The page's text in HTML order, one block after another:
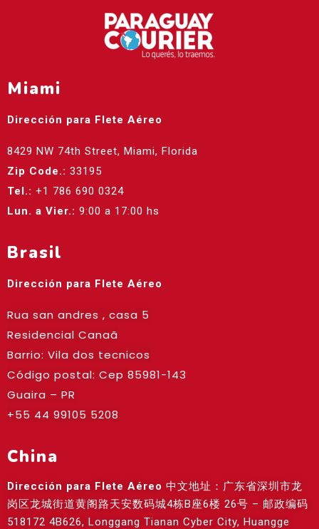
Miami
Dirección para Flete Aéreo
8429 NW 74th Street, Miami, Florida
Zip Code.: 33195
Tel.: +1 786 690 0324
Lun. a Vier.: 9:00 a 17:00 hs
Brasil
Dirección para Flete Aéreo
Rua san andres , casa 5
Residencial Canaã
Barrio: Vila dos tecnicos
Código postal: Cep 85981-143
Guaira – PR
+55 44 99105 5208
China
Dirección para Flete Aéreo 中文地址：广东省深圳市龙
岗区龙城街道黄阁路天安数码城4栋B座6楼 26号 – 邮政编码
518172 4B626, Longgang Tianan Cyber City, Huangge